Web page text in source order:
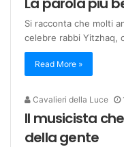
Si racconta che molti
celebre rabbi Yitzhaq,
Read More »
Cavalieri della Luce
Il musicista
della gente